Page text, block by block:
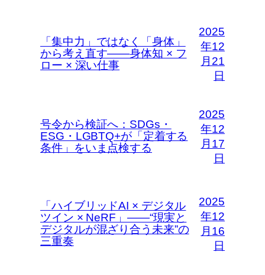
「集中力」ではなく「身体」
から考え直す――身体知 × フ
ロー × 深い仕事
2025
年12
月21
日
号令から検証へ：SDGs・
ESG・LGBTQ+が「定着する
条件」をいま点検する
2025
年12
月17
日
「ハイブリッドAI × デジタル
ツイン × NeRF」――“現実と
デジタルが混ざり合う未来”の
三重奏
2025
年12
月16
日